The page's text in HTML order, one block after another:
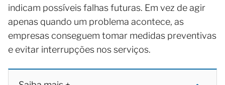
indicam possíveis falhas futuras. Em vez de agir
apenas quando um problema acontece, as
empresas conseguem tomar medidas preventivas
e evitar interrupções nos serviços.